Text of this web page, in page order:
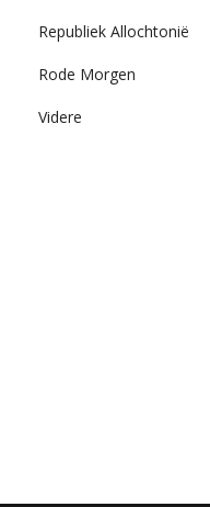
Republiek Allochtonië
Rode Morgen
Videre